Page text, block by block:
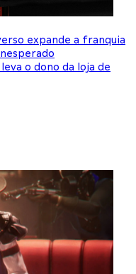
expande a franquia
o dono da loja de